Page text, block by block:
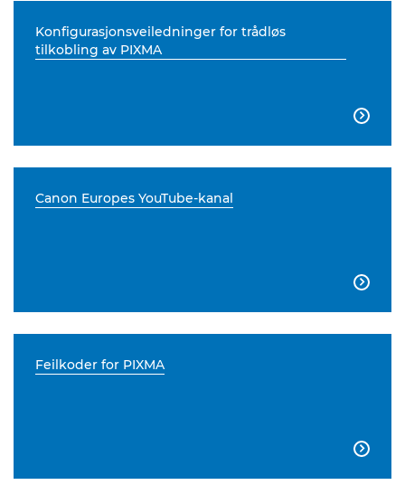
Konfigurasjonsveiledninger for trådløs
tilkobling av PIXMA

Canon Europes YouTube-kanal

Feilkoder for PIXMA
